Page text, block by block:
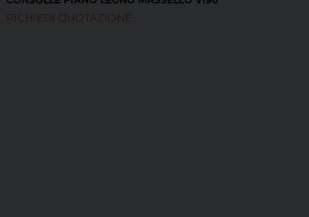
RICHIEDI QUOTAZIONE